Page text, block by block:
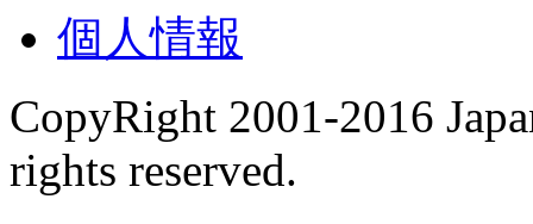
個人情報
CopyRight 2001-2016
rights reserved.